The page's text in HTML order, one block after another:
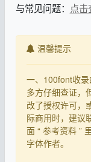
与常见问题： 点击
温馨提示
一、100font收
多方仔细查证，
改了授权许可，
际商用时，建议
面 “ 参考资料 ”
字体作者。